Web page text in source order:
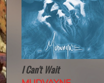
I Can't Wait